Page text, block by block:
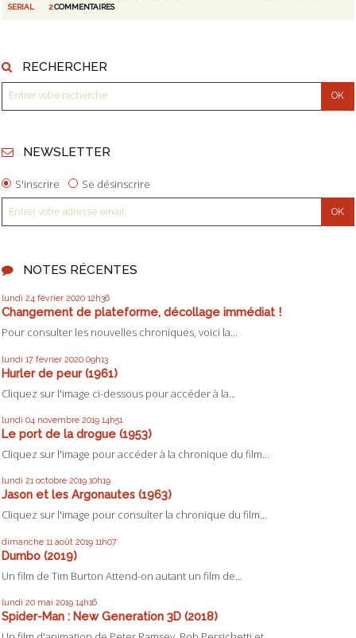
SERIAL
2COMMENTAIRES
RECHERCHER
NEWSLETTER
S'inscrire Se désinscrire
NOTES RÉCENTES
lundi 24 février 2020 12h36
Changement de plateforme, décollage immédiat !
Pour consulter les nouvelles chroniques, voici la...
lundi 17 février 2020 09h13
Hurler de peur (1961)
Cliquez sur l'image ci-dessous pour accéder à la...
lundi 04 novembre 2019 14h51
Le port de la drogue (1953)
Cliquez sur l'image pour accéder à la chronique du film...
lundi 21 octobre 2019 10h19
Jason et les Argonautes (1963)
Cliquez sur l'image pour consulter la chronique du film...
dimanche 11 août 2019 11h07
Dumbo (2019)
Un film de Tim Burton Attend-on autant un film de...
lundi 20 mai 2019 14h16
Spider-Man : New Generation 3D (2018)